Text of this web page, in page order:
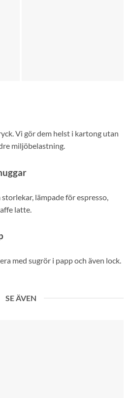
Vi gör dem helst i kartong utan
miljöbelastning.
lämpade för espresso,
latte.
med sugrör i papp och även lock.
SE ÄVEN